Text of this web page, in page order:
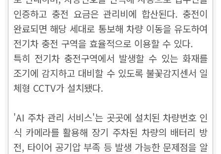
인증하고 충전 요금은 관리비에 합산된다. 충전이
완료되면 해당 세대로 통보해 차량 이동을 유도하여
전기차 충전 구역을 효율적으로 이용할 수 있다.
특히 전기차 충전구역에서 발생할 수 있는 화재를
조기에 감지하고 대비할 수 있도록 불꽃감지센서 일
체형 CCTV가 설치됐다.
'AI 주차 관리 서비스'는 곳곳에 설치된 차량번호 인
식 카메라를 활용해 장기 주차된 차량의 배터리 방
전, 타이어 공기압 부족 등 발생 가능한 문제점을 알